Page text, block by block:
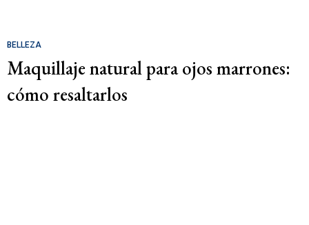
BELLEZA
Maquillaje natural para ojos marrones:
cómo resaltarlos